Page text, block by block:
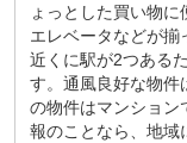
ょっとした買い物
エレベータなどが揃
近くに駅が2つある
す。通風良好な物件
の物件はマンション
報のことなら、地域